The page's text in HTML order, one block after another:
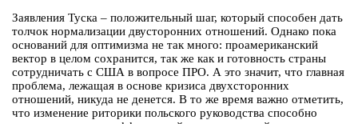
Заявления Туска – положительный шаг, который способен дать
толчок нормализации двусторонних отношений. Однако пока
оснований для оптимизма не так много: проамериканский
вектор в целом сохранится, так же как и готовность страны
сотрудничать с США в вопросе ПРО. А это значит, что главная
проблема, лежащая в основе кризиса двухсторонних
отношений, никуда не денется. В то же время важно отметить,
что изменение риторики польского руководства способно